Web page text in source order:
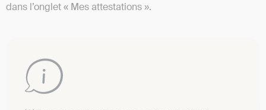
dans l’onglet « Mes attestations ».